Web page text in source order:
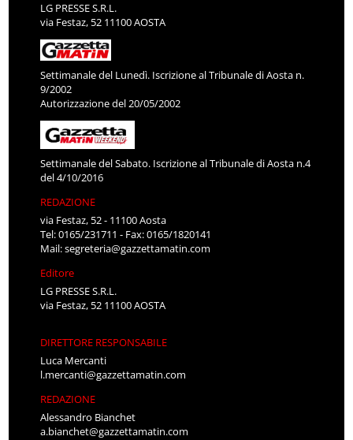
LG PRESSE S.R.L.
via Festaz, 52 11100 AOSTA
Settimanale del Lunedì. Iscrizione al Tribunale di Aosta n.
9/2002
Autorizzazione del 20/05/2002
Settimanale del Sabato. Iscrizione al Tribunale di Aosta n.4
del 4/10/2016
REDAZIONE
via Festaz, 52 - 11100 Aosta
Tel: 0165/231711 - Fax: 0165/1820141
Mail:segreteria@gazzettamatin.com
Editore
LG PRESSE S.R.L.
via Festaz, 52 11100 AOSTA
DIRETTORE RESPONSABILE
Luca Mercanti
l.mercanti@gazzettamatin.com
REDAZIONE
Alessandro Bianchet
a.bianchet@gazzettamatin.com